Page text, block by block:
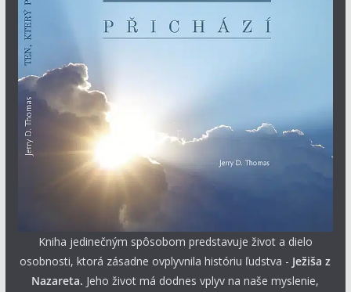
Kniha jedinečným spôsobom predstavuje život a dielo
osobnosti, ktorá zásadne ovplyvnila históriu ľudstva - Ježiša z
Nazareta. Jeho život má dodnes vplyv na naše myslenie,